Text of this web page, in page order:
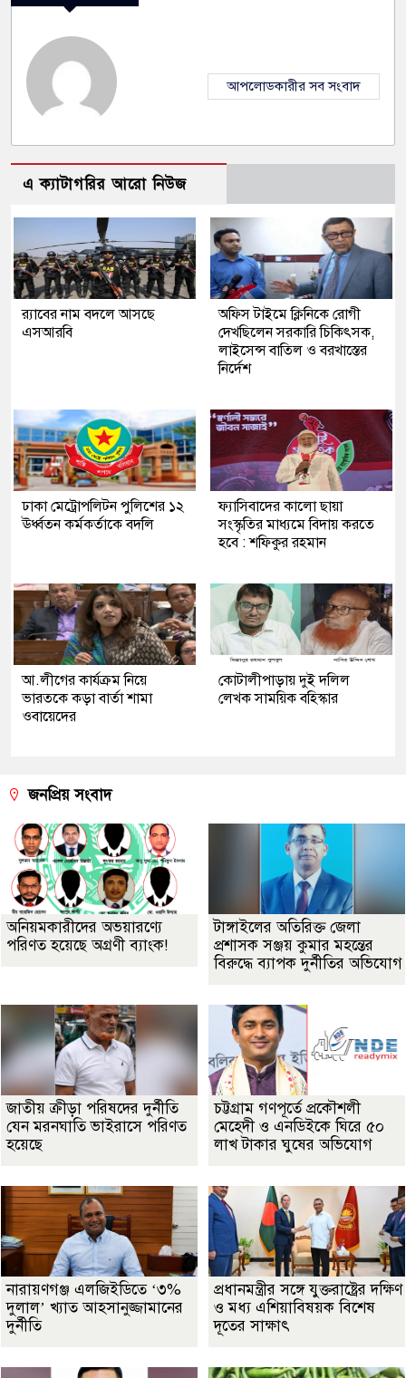
আপলোডকারীর সব সংবাদ
এ ক্যাটাগরির আরো নিউজ
র‍্যাবের নাম বদলে আসছে
এসআরবি
অফিস টাইমে ক্লিনিকে রোগী
দেখছিলেন সরকারি চিকিৎসক,
লাইসেন্স বাতিল ও বরখাস্তের
নির্দেশ
ঢাকা মেট্রোপলিটন পুলিশের ১২
ঊর্ধ্বতন কর্মকর্তাকে বদলি
ফ্যাসিবাদের কালো ছায়া
সংস্কৃতির মাধ্যমে বিদায় করতে
হবে : শফিকুর রহমান
আ.লীগের কার্যক্রম নিয়ে
ভারতকে কড়া বার্তা শামা
ওবায়েদের
কোটালীপাড়ায় দুই দলিল
লেখক সাময়িক বহিস্কার
জনপ্রিয় সংবাদ
অনিয়মকারীদের অভয়ারণ্যে
পরিণত হয়েছে অগ্রণী ব্যাংক!
টাঙ্গাইলের অতিরিক্ত জেলা
প্রশাসক সঞ্জয় কুমার মহন্তের
বিরুদ্ধে ব্যাপক দুর্নীতির অভিযোগ
জাতীয় ক্রীড়া পরিষদের দুর্নীতি
যেন মরনঘাতি ভাইরাসে পরিণত
হয়েছে
চট্টগ্রাম গণপূর্তে প্রকৌশলী
মেহেদী ও এনডিইকে ঘিরে ৫০
লাখ টাকার ঘুষের অভিযোগ
নারায়ণগঞ্জ এলজিইডিতে ‘৩%
দুলাল’ খ্যাত আহসানুজ্জামানের
দুর্নীতি
প্রধানমন্ত্রীর সঙ্গে যুক্তরাষ্ট্রের দক্ষিণ
ও মধ্য এশিয়াবিষয়ক বিশেষ
দূতের সাক্ষাৎ